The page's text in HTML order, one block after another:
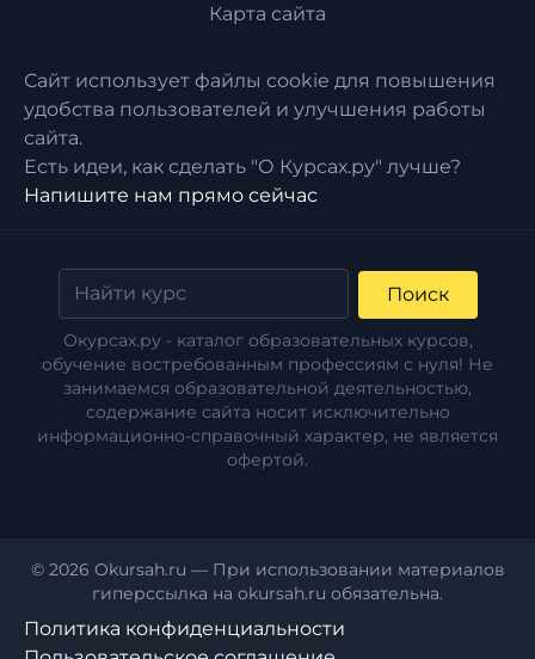
Карта сайта
Сайт использует файлы cookie для повышения
удобства пользователей и улучшения работы
сайта.
Есть идеи, как сделать "О Курсах.ру" лучше?
Напишите нам прямо сейчас
Поиск
Окурсах.ру - каталог образовательных курсов,
обучение востребованным профессиям с нуля! Не
занимаемся образовательной деятельностью,
содержание сайта носит исключительно
информационно-справочный характер, не является
офертой.
© 2026 Okursah.ru — При использовании материалов
гиперссылка на okursah.ru обязательна.
Политика конфиденциальности